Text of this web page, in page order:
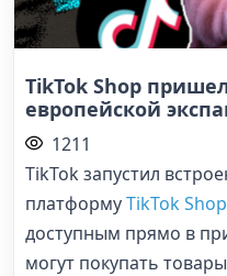
TikTok Shop
европейской
1211
TikTok запустил
платформуTikTok
доступным прямо в
могут покупать